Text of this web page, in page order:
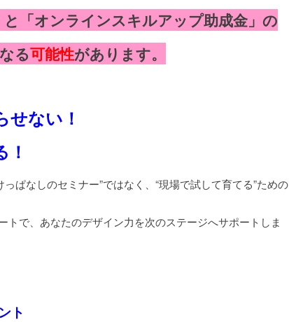
と「オンラインスキルアップ助成金」の
る可能性があります。
せない！
ぱなしのセミナー”ではなく、“現場で試して育てる”ための
トで、あなたのデザイン力を次のステージへサポートしま
ト